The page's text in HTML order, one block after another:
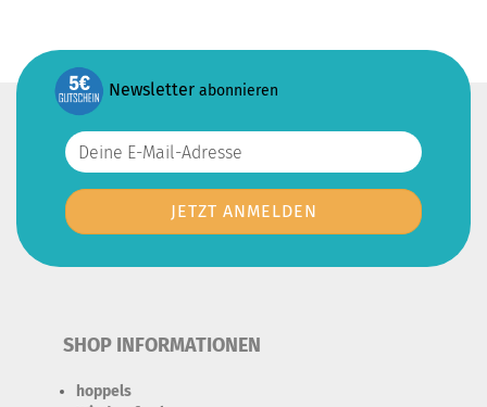
Newsletter abonnieren
SHOP INFORMATIONEN
hoppels